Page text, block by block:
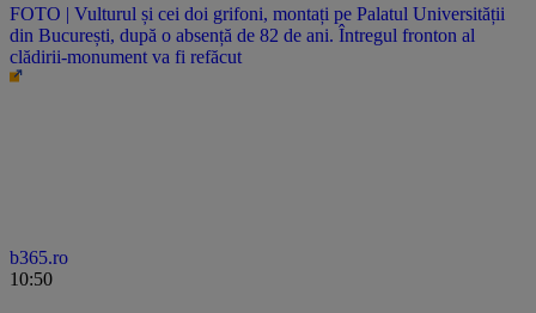
FOTO | Vulturul și cei doi grifoni, montați pe Palatul Universității
din București, după o absență de 82 de ani. Întregul fronton al
clădirii-monument va fi refăcut
b365.ro
10:50